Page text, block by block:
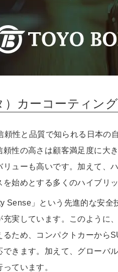
）カーコーティング
性と品質で知られる日本の
性の高さは顧客満足度に大
ューも高いです。加えて、
始めとする多くのハイブリ
Sense」という先進的な安
実しています。このように
ため、コンパクトカーから
きます。加えて、グローバ
ています。